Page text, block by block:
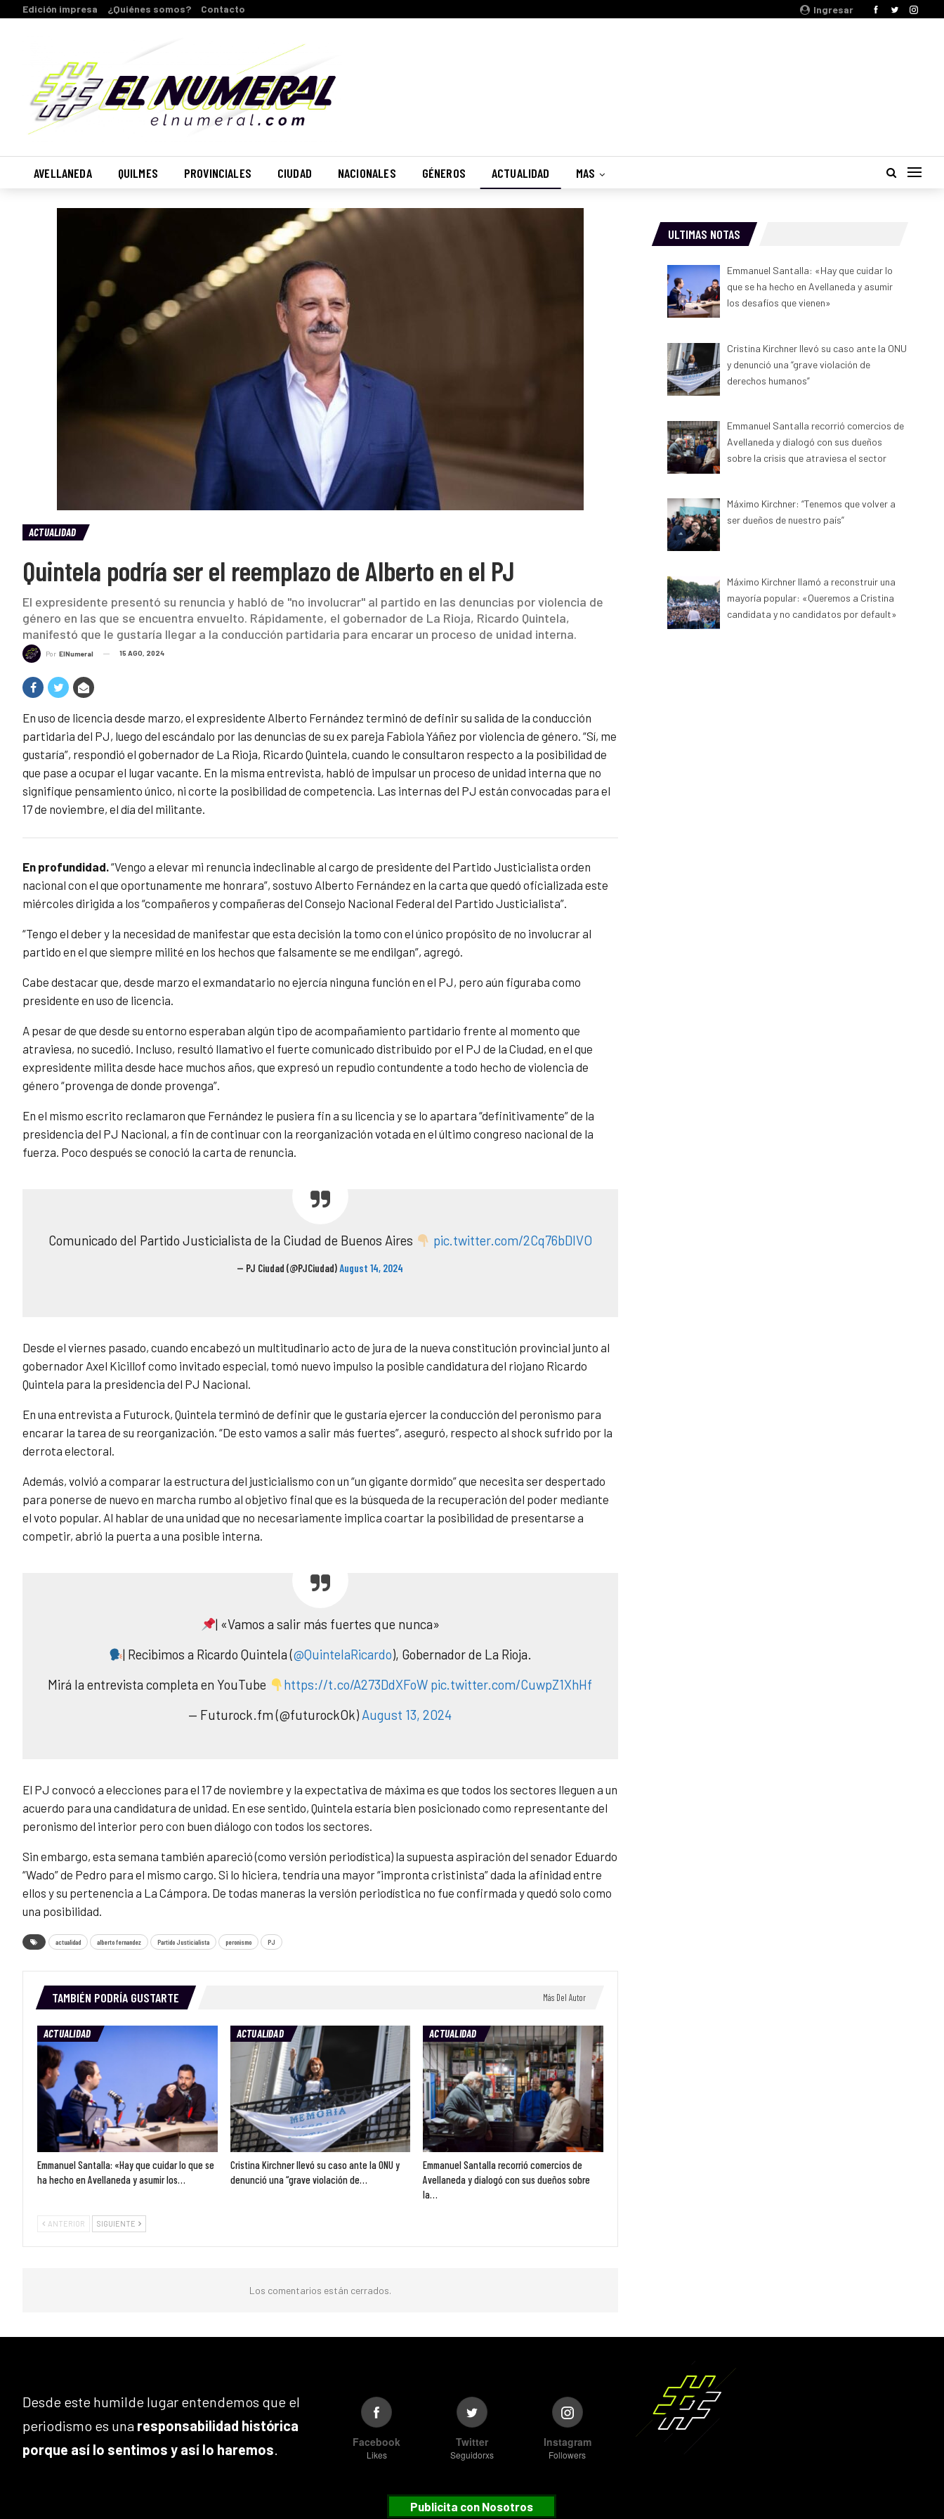
Ingresar
Edición impresa ¿Quiénes somos? Contacto
AVELLANEDA QUILMES PROVINCIALES CIUDAD NACIONALES GÉNEROS ACTUALIDAD MAS
ACTUALIDAD
Quintela podría ser el reemplazo de Alberto en el PJ
El expresidente presentó su renuncia y habló de "no involucrar" al partido en las denuncias por violencia de
género en las que se encuentra envuelto. Rápidamente, el gobernador de La Rioja, Ricardo Quintela,
manifestó que le gustaría llegar a la conducción partidaria para encarar un proceso de unidad interna.
Por ElNumeral 15 AGO, 2024
En uso de licencia desde marzo, el expresidente Alberto Fernández terminó de definir su salida de la conducción
partidaria del PJ, luego del escándalo por las denuncias de su ex pareja Fabiola Yáñez por violencia de género. “Sí, me
gustaría”, respondió el gobernador de La Rioja, Ricardo Quintela, cuando le consultaron respecto a la posibilidad de
que pase a ocupar el lugar vacante. En la misma entrevista, habló de impulsar un proceso de unidad interna que no
signifique pensamiento único, ni corte la posibilidad de competencia. Las internas del PJ están convocadas para el
17 de noviembre, el día del militante.
En profundidad.“Vengo a elevar mi renuncia indeclinable al cargo de presidente del Partido Justicialista orden
nacional con el que oportunamente me honrara”, sostuvo Alberto Fernández en la carta que quedó oficializada este
miércoles dirigida a los “compañeros y compañeras del Consejo Nacional Federal del Partido Justicialista”.
“Tengo el deber y la necesidad de manifestar que esta decisión la tomo con el único propósito de no involucrar al
partido en el que siempre milité en los hechos que falsamente se me endilgan”, agregó.
Cabe destacar que, desde marzo el exmandatario no ejercía ninguna función en el PJ, pero aún figuraba como
presidente en uso de licencia.
A pesar de que desde su entorno esperaban algún tipo de acompañamiento partidario frente al momento que
atraviesa, no sucedió. Incluso, resultó llamativo el fuerte comunicado distribuido por el PJ de la Ciudad, en el que
expresidente milita desde hace muchos años, que expresó un repudio contundente a todo hecho de violencia de
género “provenga de donde provenga”.
En el mismo escrito reclamaron que Fernández le pusiera fin a su licencia y se lo apartara “definitivamente” de la
presidencia del PJ Nacional, a fin de continuar con la reorganización votada en el último congreso nacional de la
fuerza. Poco después se conoció la carta de renuncia.
Comunicado del Partido Justicialista de la Ciudad de Buenos Aires pic.twitter.com/2Cq76bDIVO
— PJ Ciudad (@PJCiudad)August 14, 2024
Desde el viernes pasado, cuando encabezó un multitudinario acto de jura de la nueva constitución provincial junto al
gobernador Axel Kicillof como invitado especial, tomó nuevo impulso la posible candidatura del riojano Ricardo
Quintela para la presidencia del PJ Nacional.
En una entrevista a Futurock, Quintela terminó de definir que le gustaría ejercer la conducción del peronismo para
encarar la tarea de su reorganización. “De esto vamos a salir más fuertes”, aseguró, respecto al shock sufrido por la
derrota electoral.
Además, volvió a comparar la estructura del justicialismo con un “un gigante dormido” que necesita ser despertado
para ponerse de nuevo en marcha rumbo al objetivo final que es la búsqueda de la recuperación del poder mediante
el voto popular. Al hablar de una unidad que no necesariamente implica coartar la posibilidad de presentarse a
competir, abrió la puerta a una posible interna.
| «Vamos a salir más fuertes que nunca»
| Recibimos a Ricardo Quintela (@QuintelaRicardo), Gobernador de La Rioja.
Mirá la entrevista completa en YouTube
https://t.co/A273DdXFoW pic.twitter.com/CuwpZ1XhHf
— Futurock.fm (@futurockOk) August 13, 2024
El PJ convocó a elecciones para el 17 de noviembre y la expectativa de máxima es que todos los sectores lleguen a un
acuerdo para una candidatura de unidad. En ese sentido, Quintela estaría bien posicionado como representante del
peronismo del interior pero con buen diálogo con todos los sectores.
Sin embargo, esta semana también apareció (como versión periodística) la supuesta aspiración del senador Eduardo
“Wado” de Pedro para el mismo cargo. Si lo hiciera, tendría una mayor “impronta cristinista” dada la afinidad entre
ellos y su pertenencia a La Cámpora. De todas maneras la versión periodística no fue confirmada y quedó solo como
una posibilidad.
actualidad alberto fernandez Partido Justicialista peronismo PJ
TAMBIÉN PODRÍA GUSTARTE Más Del Autor
ACTUALIDAD
Emmanuel Santalla: «Hay que cuidar lo que se
ha hecho en Avellaneda y asumir los…
ACTUALIDAD
Cristina Kirchner llevó su caso ante la ONU y
denunció una “grave violación de…
ACTUALIDAD
Emmanuel Santalla recorrió comercios de
Avellaneda y dialogó con sus dueños sobre
la…
ANTERIOR SIGUIENTE
Los comentarios están cerrados.
ULTIMAS NOTAS
Emmanuel Santalla: «Hay que cuidar lo
que se ha hecho en Avellaneda y asumir
los desafíos que vienen»
Cristina Kirchner llevó su caso ante la ONU
y denunció una “grave violación de
derechos humanos”
Emmanuel Santalla recorrió comercios de
Avellaneda y dialogó con sus dueños
sobre la crisis que atraviesa el sector
Máximo Kirchner: “Tenemos que volver a
ser dueños de nuestro país”
Máximo Kirchner llamó a reconstruir una
mayoría popular: «Queremos a Cristina
candidata y no candidatos por default»
Desde este humilde lugar entendemos que el
periodismo es una responsabilidad histórica
porque así lo sentimos y así lo haremos. Facebook
Likes
Twitter
Seguidorxs
Instagram
Followers
Publicita con Nosotros